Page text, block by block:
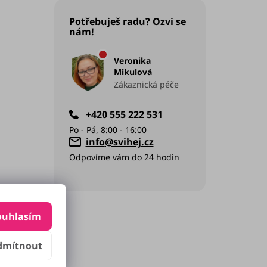
Potřebuješ radu? Ozvi se
nám!
Veronika
Mikulová
Zákaznická péče
info@svihej.cz
+420 555 222 531